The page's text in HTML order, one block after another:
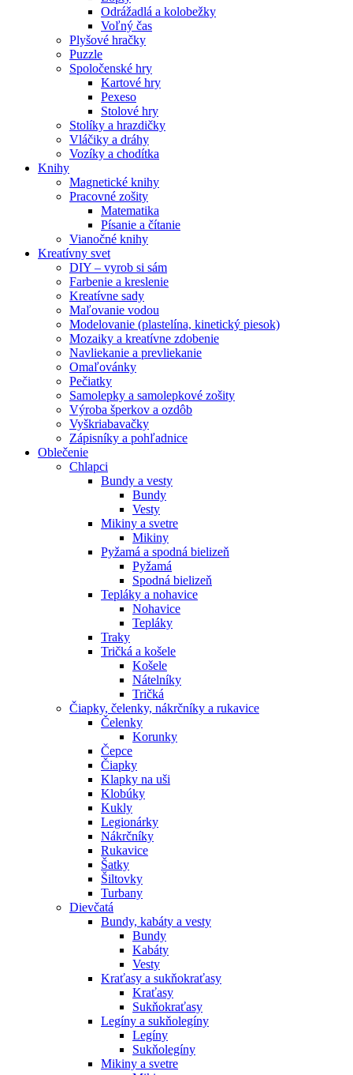
Odrážadlá a kolobežky
Voľný čas
Plyšové hračky
Puzzle
Spoločenské hry
Kartové hry
Pexeso
Stolové hry
Stolíky a hrazdičky
Vláčiky a dráhy
Vozíky a chodítka
Knihy
Magnetické knihy
Pracovné zošity
Matematika
Písanie a čítanie
Vianočné knihy
Kreatívny svet
DIY – vyrob si sám
Farbenie a kreslenie
Kreatívne sady
Maľovanie vodou
Modelovanie (plastelína, kinetický piesok)
Mozaiky a kreatívne zdobenie
Navliekanie a prevliekanie
Omaľovánky
Pečiatky
Samolepky a samolepkové zošity
Výroba šperkov a ozdôb
Vyškriabavačky
Zápisníky a pohľadnice
Oblečenie
Chlapci
Bundy a vesty
Bundy
Vesty
Mikiny a svetre
Mikiny
Pyžamá a spodná bielizeň
Pyžamá
Spodná bielizeň
Tepláky a nohavice
Nohavice
Tepláky
Traky
Tričká a košele
Košele
Nátelníky
Tričká
Čiapky, čelenky, nákrčníky a rukavice
Čelenky
Korunky
Čepce
Čiapky
Klapky na uši
Klobúky
Kukly
Legionárky
Nákrčníky
Rukavice
Šatky
Šiltovky
Turbany
Dievčatá
Bundy, kabáty a vesty
Bundy
Kabáty
Vesty
Kraťasy a sukňokraťasy
Kraťasy
Sukňokraťasy
Legíny a sukňolegíny
Legíny
Sukňolegíny
Mikiny a svetre